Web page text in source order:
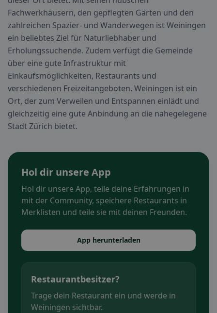
Fachwerkhäusern, den gepflegten Gärten und den
zahlreichen Spazier- und Wanderwegen ist Weiningen
ein beliebtes Ziel für Naturliebhaber und
Erholungssuchende. Zudem verfügt die Gemeinde
über eine gute Infrastruktur mit
Einkaufsmöglichkeiten, Restaurants und
verschiedenen Freizeitangeboten. Weiningen ist ein
Ort, der zum Verweilen und Entspannen einlädt und
gleichzeitig eine gute Anbindung an die nahegelegene
Stadt Zürich bietet.
Hol dir unsere App
Hol dir unsere App, teile deine Erfahrungen in
mit der Community, speichere Restaurants in
Merklisten und teile sie mit deinen Freunden.
App herunterladen
Restaurantbesitzer?
Trage dein Restaurant ein und werde in
Weiningen sichtbar.